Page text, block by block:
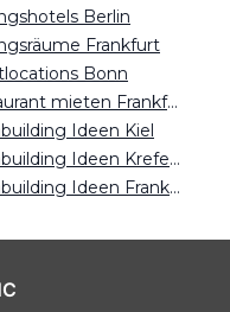
Berlin
Frankfurt
Bonn
Restaurant mieten Frankfurt
Ideen Kiel
Teambuilding Ideen Krefeld
Teambuilding Ideen Frankfurt